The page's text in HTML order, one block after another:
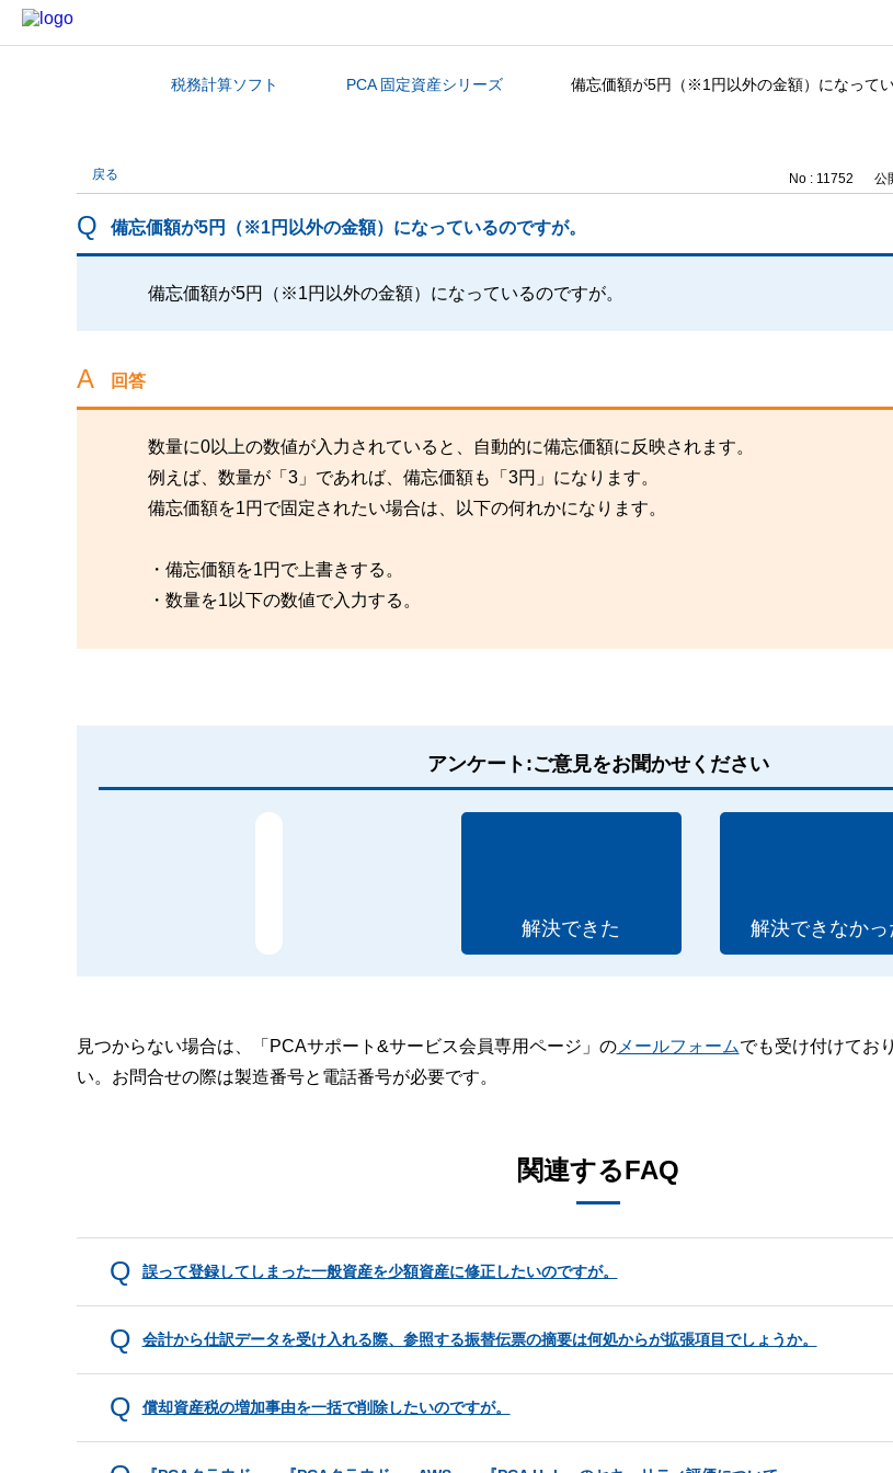
カテゴリから探す税務計算ソフト PCA 固定資産シリーズ 備忘価額が5円（※1円以外の金額）になってい
戻る No : 11752 公
備忘価額が5円（※1円以外の金額）になっているのですが。
備忘価額が5円（※1円以外の金額）になっているのですが。
回答
数量に0以上の数値が入力されていると、自動的に備忘価額に反映されます。
例えば、数量が「3」であれば、備忘価額も「3円」になります。
備忘価額を1円で固定されたい場合は、以下の何れかになります。
・備忘価額を1円で上書きする。
・数量を1以下の数値で入力する。
アンケート:ご意見をお聞かせください
解決できた 解決できなかっ
見つからない場合は、「PCAサポート&サービス会員専用ページ」のメールフォームでも受け付けてお
い。お問合せの際は製造番号と電話番号が必要です。
関連するFAQ
誤って登録してしまった一般資産を少額資産に修正したいのですが。
会計から仕訳データを受け入れる際、参照する振替伝票の摘要は何処からが拡張項目でしょうか。
償却資産税の増加事由を一括で削除したいのですが。